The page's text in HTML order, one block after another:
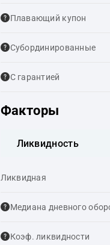
Плавающий купон
Cубординированные
С гарантией
Факторы
Ликвидность
Ликвидная
Медиана дневного
Коэф. ликвидности